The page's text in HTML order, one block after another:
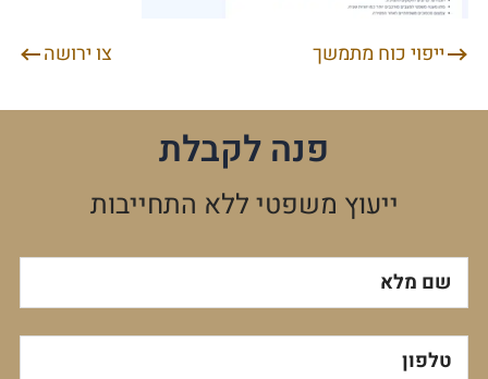
ניווטייפוי כוח מתמשך צו ירושה
פנה לקבלת
ייעוץ משפטי ללא התחייבות
שם מלא
טלפון